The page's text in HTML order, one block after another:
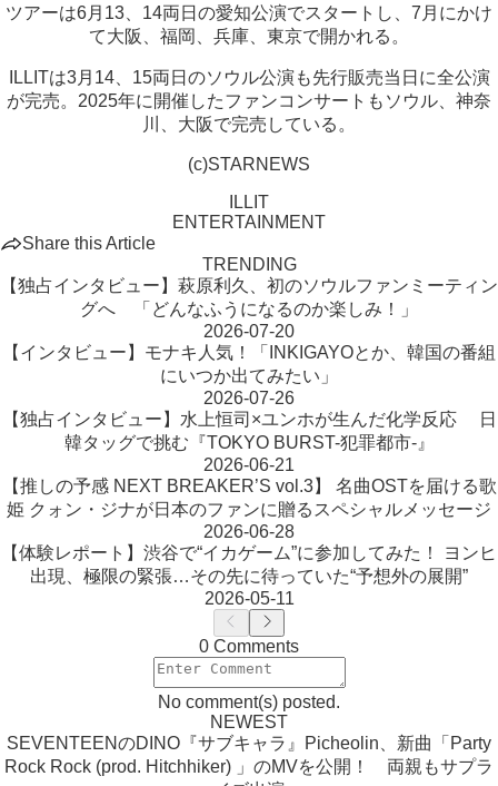
ツアーは6月13、14両日の愛知公演でスタートし、7月にかけ
て大阪、福岡、兵庫、東京で開かれる。
ILLITは3月14、15両日のソウル公演も先行販売当日に全公演
が完売。2025年に開催したファンコンサートもソウル、神奈
川、大阪で完売している。
(c)STARNEWS
ILLIT
ENTERTAINMENT
Share this Article
TRENDING
【独占インタビュー】萩原利久、初のソウルファンミーティン
グへ 「どんなふうになるのか楽しみ！」
2026-07-20
【インタビュー】モナキ人気！「INKIGAYOとか、韓国の番組
にいつか出てみたい」
2026-07-26
【独占インタビュー】水上恒司×ユンホが生んだ化学反応 日
韓タッグで挑む『TOKYO BURST-犯罪都市-』
2026-06-21
【推しの予感 NEXT BREAKER’S vol.3】 名曲OSTを届ける歌
姫 クォン・ジナが日本のファンに贈るスペシャルメッセージ
2026-06-28
【体験レポート】渋谷で“イカゲーム”に参加してみた！ ヨンヒ
出現、極限の緊張…その先に待っていた“予想外の展開”
2026-05-11
0 Comments
No comment(s) posted.
NEWEST
SEVENTEENのDINO『サブキャラ』Picheolin、新曲「Party
Rock Rock (prod. Hitchhiker) 」のMVを公開！ 両親もサプラ